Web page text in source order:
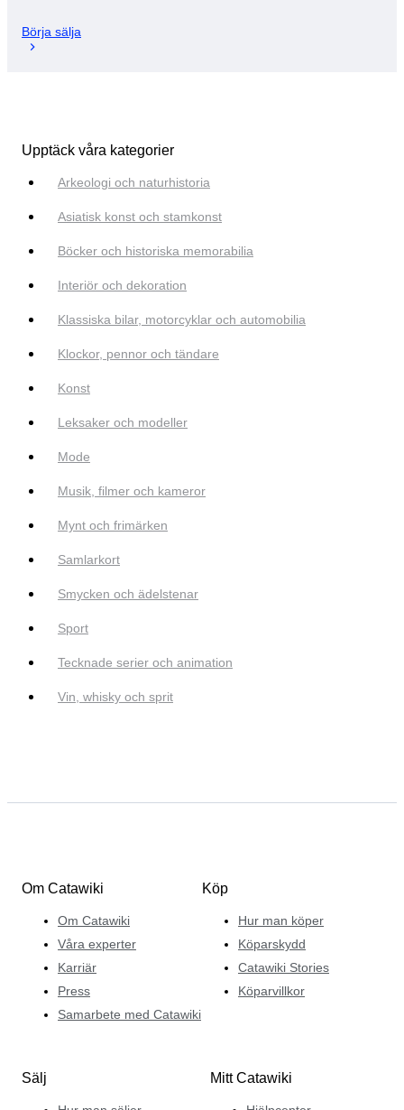
Börja sälja
Upptäck våra kategorier
Arkeologi och naturhistoria
Asiatisk konst och stamkonst
Böcker och historiska memorabilia
Interiör och dekoration
Klassiska bilar, motorcyklar och automobilia
Klockor, pennor och tändare
Konst
Leksaker och modeller
Mode
Musik, filmer och kameror
Mynt och frimärken
Samlarkort
Smycken och ädelstenar
Sport
Tecknade serier och animation
Vin, whisky och sprit
Om Catawiki
Om Catawiki
Våra experter
Karriär
Press
Samarbete med Catawiki
Köp
Hur man köper
Köparskydd
Catawiki Stories
Köparvillkor
Sälj Mitt Catawiki